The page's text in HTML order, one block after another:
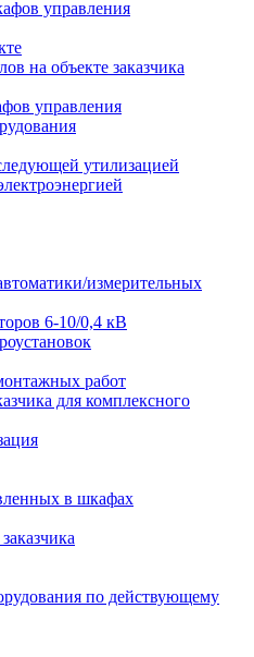
управления
на объекте заказчика
управления
утилизацией
измерительных
6-10/0,4 кВ
работ
для комплексного
в шкафах
по действующему